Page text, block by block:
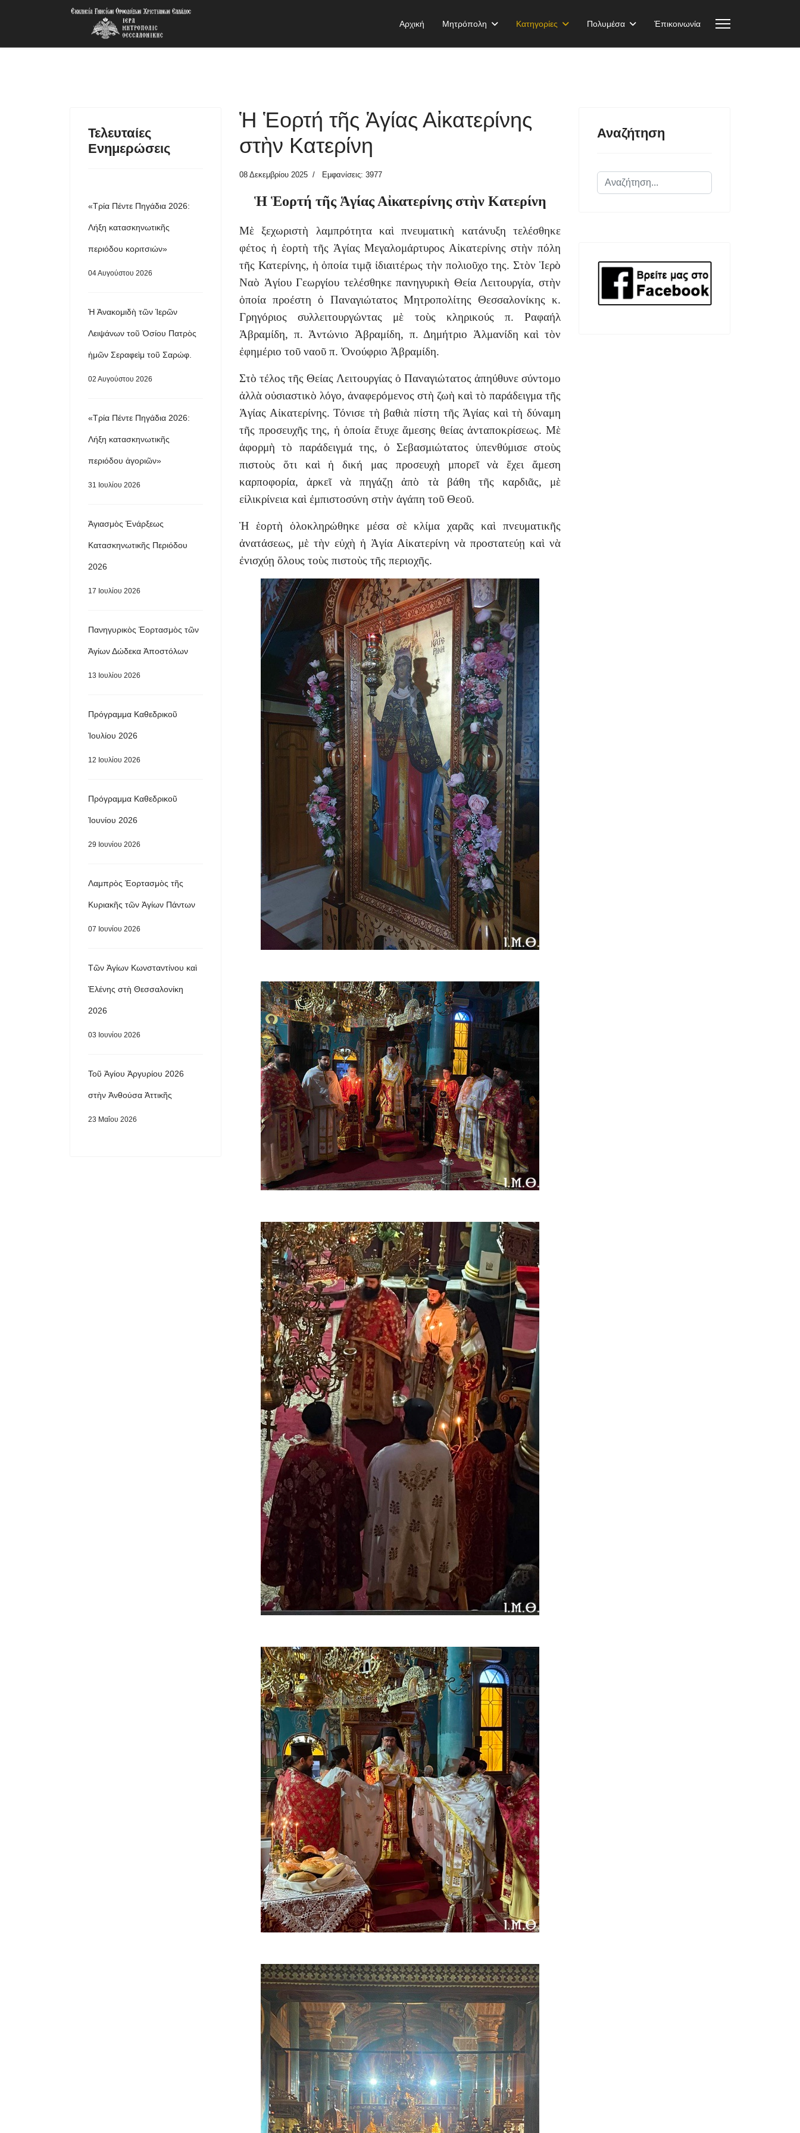
Αρχική Μητρόπολη Κατηγορίες Πολυμέσα Ἐπικοινωνία
Τελευταίες
Ενημερώσεις
«Τρία Πέντε Πηγάδια 2026:
Λήξη κατασκηνωτικῆς
περιόδου κοριτσιών»
04 Αυγούστου 2026
Ἡ Ἀνακομιδὴ τῶν Ἱερῶν
Λειψάνων τοῦ Ὁσίου Πατρὸς
ἡμῶν Σεραφεὶμ τοῦ Σαρώφ.
02 Αυγούστου 2026
«Τρία Πέντε Πηγάδια 2026:
Λήξη κατασκηνωτικῆς
περιόδου ἀγοριῶν»
31 Ιουλίου 2026
Ἁγιασμὸς Ἐνάρξεως
Κατασκηνωτικῆς Περιόδου
2026
17 Ιουλίου 2026
Πανηγυρικὸς Ἑορτασμὸς τῶν
Ἁγίων Δώδεκα Ἀποστόλων
13 Ιουλίου 2026
Πρόγραμμα Καθεδρικοῦ
Ἰουλίου 2026
12 Ιουλίου 2026
Πρόγραμμα Καθεδρικοῦ
Ἰουνίου 2026
29 Ιουνίου 2026
Λαμπρὸς Ἑορτασμὸς τῆς
Κυριακῆς τῶν Ἁγίων Πάντων
07 Ιουνίου 2026
Τῶν Ἁγίων Κωνσταντίνου καὶ
Ἑλένης στὴ Θεσσαλονίκη
2026
03 Ιουνίου 2026
Τοῦ Ἁγίου Ἀργυρίου 2026
στὴν Ἀνθούσα Ἀττικῆς
23 Μαΐου 2026
Ἡ Ἑορτή τῆς Ἁγίας Αἰκατερίνης
στὴν Κατερίνη
08 Δεκεμβρίου 2025 Εμφανίσεις: 3977
Ἡ Ἑορτή τῆς Ἁγίας Αἰκατερίνης στὴν Κατερίνη
Μὲ ξεχωριστὴ λαμπρότητα καὶ πνευματικὴ κατάνυξη τελέσθηκε
φέτος ἡ ἑορτὴ τῆς Ἁγίας Μεγαλομάρτυρος Αἰκατερίνης στὴν πόλη
τῆς Κατερίνης, ἡ ὁποία τιμᾷ ἰδιαιτέρως τὴν πολιοῦχο της. Στὸν Ἱερὸ
Ναὸ Ἁγίου Γεωργίου τελέσθηκε πανηγυρικὴ Θεία Λειτουργία, στὴν
ὁποία προέστη ὁ Παναγιώτατος Μητροπολίτης Θεσσαλονίκης κ.
Γρηγόριος συλλειτουργώντας μὲ τοὺς κληρικούς π. Ραφαήλ
Ἀβραμίδη, π. Ἀντώνιο Ἀβραμίδη, π. Δημήτριο Ἀλμανίδη καὶ τὸν
ἐφημέριο τοῦ ναοῦ π. Ὀνούφριο Ἀβραμίδη.
Στὸ τέλος τῆς Θείας Λειτουργίας ὁ Παναγιώτατος ἀπηύθυνε σύντομο
ἀλλὰ οὐσιαστικὸ λόγο, ἀναφερόμενος στὴ ζωὴ καὶ τὸ παράδειγμα τῆς
Ἁγίας Αἰκατερίνης. Τόνισε τὴ βαθιὰ πίστη τῆς Ἁγίας καὶ τὴ δύναμη
τῆς προσευχῆς της, ἡ ὁποία ἔτυχε ἄμεσης θείας ἀνταποκρίσεως. Μὲ
ἀφορμὴ τὸ παράδειγμά της, ὁ Σεβασμιώτατος ὑπενθύμισε στοὺς
πιστοὺς ὅτι καὶ ἡ δική μας προσευχὴ μπορεῖ νὰ ἔχει ἄμεση
καρποφορία, ἀρκεῖ νὰ πηγάζῃ ἀπὸ τὰ βάθη τῆς καρδιᾶς, μὲ
εἰλικρίνεια καὶ ἐμπιστοσύνη στὴν ἀγάπη τοῦ Θεοῦ.
Ἡ ἑορτὴ ὁλοκληρώθηκε μέσα σὲ κλίμα χαρᾶς καὶ πνευματικῆς
ἀνατάσεως, μὲ τὴν εὐχὴ ἡ Ἁγία Αἰκατερίνη νὰ προστατεύῃ καὶ νὰ
ἐνισχύῃ ὅλους τοὺς πιστοὺς τῆς περιοχῆς.
Αναζήτηση
Αναζήτηση...